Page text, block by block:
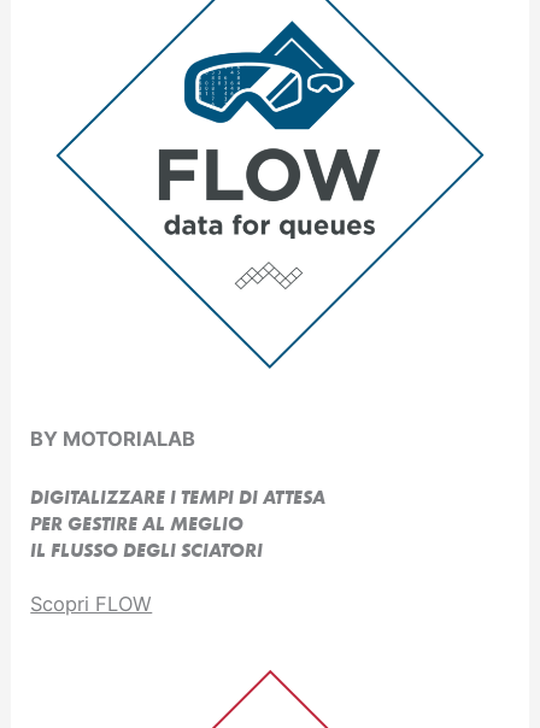
BY MOTORIALAB
DIGITALIZZARE I TEMPI DI ATTESA
PER GESTIRE AL MEGLIO
IL FLUSSO DEGLI SCIATORI
Scopri FLOW